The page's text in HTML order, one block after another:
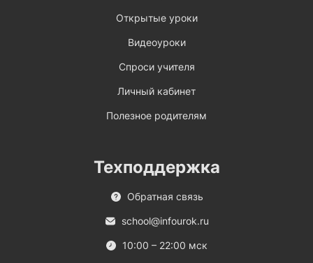
Открытые уроки
Видеоуроки
Спроси учителя
Личный кабинет
Полезное родителям
Техподдержка
Обратная связь
school@infourok.ru
10:00 – 22:00 мск